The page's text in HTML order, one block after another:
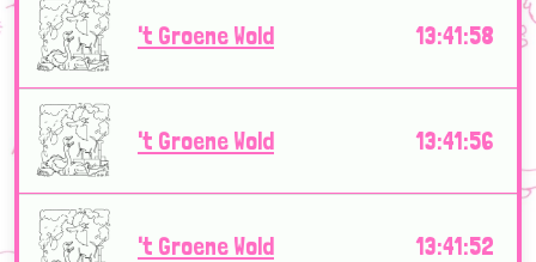
't Groene Wold 13:41:58
't Groene Wold 13:41:56
't Groene Wold 13:41:52